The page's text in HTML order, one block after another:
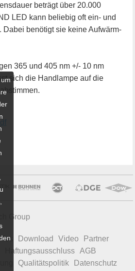
beträgt über 20.000
LED kann beliebig oft ein- und
Dabei benötigt sie keine Aufwärm-
365 und 405 nm +/- 10 nm
sich die Handlampe auf die
Group
Download Video
Partner
Haftungsausschluss
AGB
Qualitätspolitik
Datenschutz